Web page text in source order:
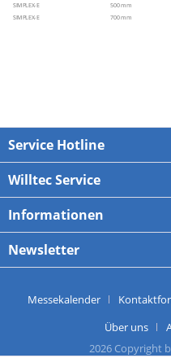
SIMPLEX-E
500 mm
SIMPLEX-E
700 mm
Service Hotline
Willtec Service
Informationen
Newsletter
Messekalender
Über uns
2026 Copyright